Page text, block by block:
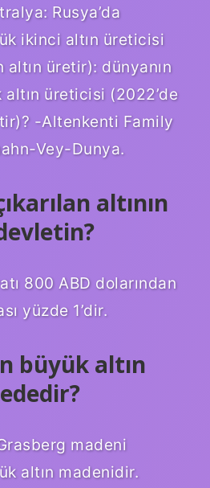
Rusya’da
ikinci altın üreticisi
altın üretir): dünyanın
üreticisi (2022’de
-Altenkenti Family
Vey-Dunya.
altının
800 ABD dolarından
yüzde 1’dir.
büyük altın
madeni
altın madenidir.